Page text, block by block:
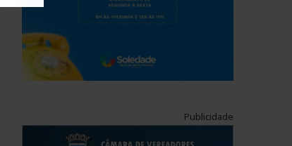
Publicidade